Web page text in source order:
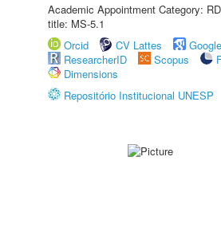
Academic Appointment Category:
title: MS-5.1
Orcid
CV Lattes
ResearcherID
Scopus
Dimensions
Repositório Institucional UNESP